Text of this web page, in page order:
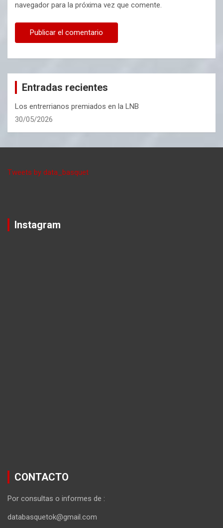
navegador para la próxima vez que comente.
Entradas recientes
Los entrerrianos premiados en la LNB
30/05/2026
Tweets by data_basquet
Instagram
CONTACTO
Por consultas o informes de :
databasquetok@gmail.com